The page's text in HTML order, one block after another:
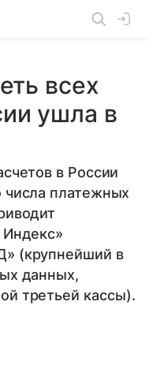
всех
ушла в
в России
платежных
Индекс»
(крупнейший в
данных,
третьей кассы).